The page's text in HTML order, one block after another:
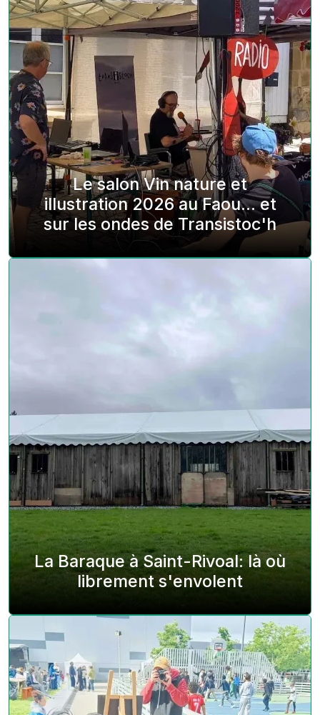
Le salon Vin nature et
illustration 2026 au Faou... et
sur les ondes de Transistoc'h
La Baraque à Saint-Rivoal: là où
librement s'envolent